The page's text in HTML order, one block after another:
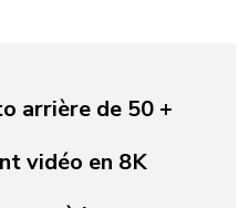
arrière de 50 +
vidéo en 8K